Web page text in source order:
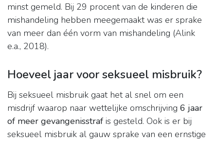
minst gemeld. Bij 29 procent van de kinderen die
mishandeling hebben meegemaakt was er sprake
van meer dan één vorm van mishandeling (Alink
e.a., 2018).
Hoeveel jaar voor seksueel misbruik?
Bij seksueel misbruik gaat het al snel om een
misdrijf waarop naar wettelijke omschrijving 6 jaar
of meer gevangenisstraf is gesteld. Ook is er bij
seksueel misbruik al gauw sprake van een ernstige